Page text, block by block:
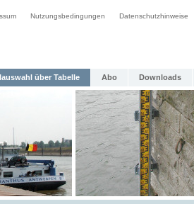
Nutzungsbedingungen Datenschutzhinweise
über Tabelle Abo Downloads